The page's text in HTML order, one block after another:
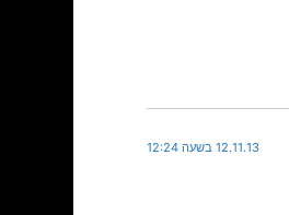
12.11.13 בשעה 12:24